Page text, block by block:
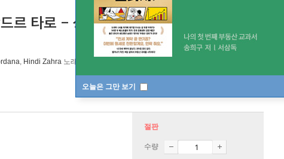
오늘은 그만 보기
타로 - 샹송 가수 `바르바라` 헌정 음반
, Hindi Zahra 노래 외 11명
절판
수량